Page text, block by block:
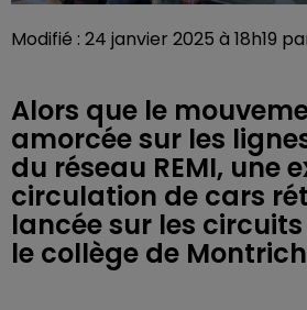
Modifié : 24 janvier 2025 à 18h19
Alors que le
amorcée sur les
du réseau REMI, une
circulation de cars
lancée sur les
le collège de